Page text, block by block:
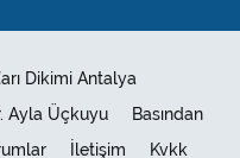
Dikimi Antalya
Ayla Üçkuyu
Basından
İletişim Kvkk